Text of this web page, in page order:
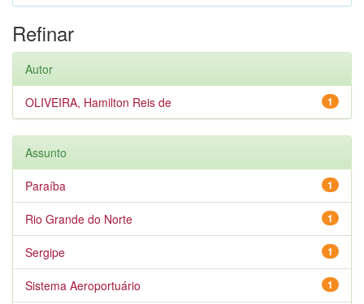
Refinar
Autor
1
OLIVEIRA, Hamilton Reis de
Assunto
1
Paraíba
1
Rio Grande do Norte
1
Sergipe
1
Sistema Aeroportuário